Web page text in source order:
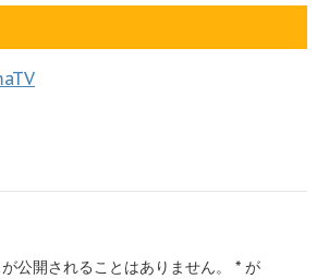
公開されることはありません。 * が